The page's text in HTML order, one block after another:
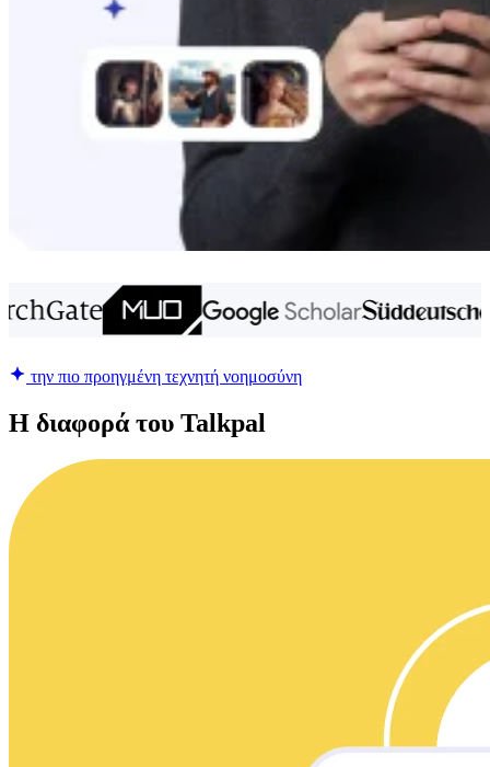
την πιο προηγμένη τεχνητή νοημοσύνη
Η διαφορά του Talkpal